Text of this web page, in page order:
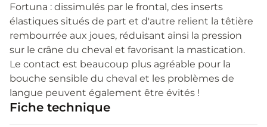
Fortuna : dissimulés par le frontal, des inserts
élastiques situés de part et d'autre relient la têtière
rembourrée aux joues, réduisant ainsi la pression
sur le crâne du cheval et favorisant la mastication.
Le contact est beaucoup plus agréable pour la
bouche sensible du cheval et les problèmes de
langue peuvent également être évités !
Fiche technique